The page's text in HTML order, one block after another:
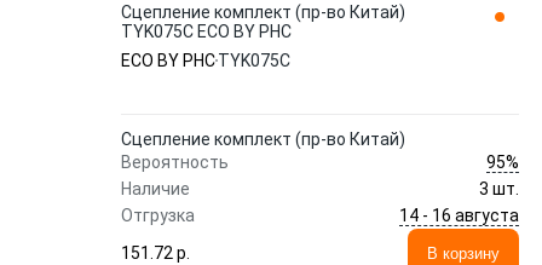
Сцепление комплект (пр-во Китай)
TYK075C ECO BY PHC
ECO BY PHCTYK075C
Сцепление комплект (пр-во Китай)
Вероятность
95%
Наличие
3 шт.
Отгрузка
14 - 16 августа
151.72 p.
В корзину